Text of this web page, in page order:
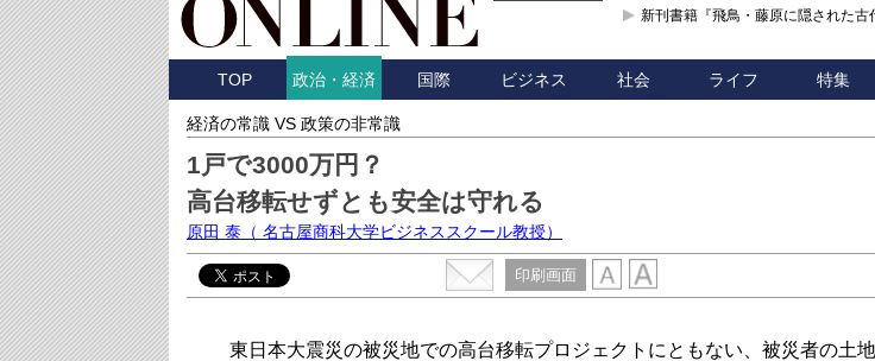
新刊書籍『飛鳥・藤原に隠された古
TOP 政治・経済 国際 ビジネス 社会 ライフ 特集
経済の常識 VS 政策の非常識
1戸で3000万円？
高台移転せずとも安全は守れる
原田 泰 （ 名古屋商科大学ビジネススクール教授）
印刷画面
東日本大震災の被災地での高台移転プロジェクトにともない、被災者の土